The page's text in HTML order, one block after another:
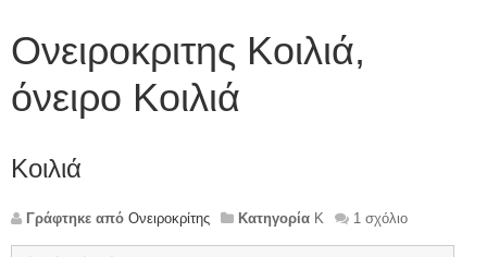
Ονειροκριτης Κοιλιά,
όνειρο Κοιλιά
Κοιλιά
Γράφτηκε από Ονειροκρίτης Κατηγορία Κ 1 σχόλιο